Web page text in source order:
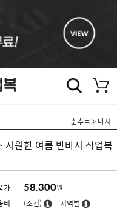
춘추복> 바지
원한 여름 반바지 작업복
가 58,300원
비
(조건) 지역별